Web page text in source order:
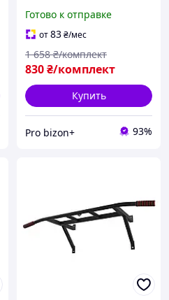
Турник для подтягиваний
в дверное отверстие без
сверления Турник между
стен
Готово к отправке
от83₴/мес
830₴/комплект
1 658 ₴/комплект
Купить
Pro bizon+ 93%